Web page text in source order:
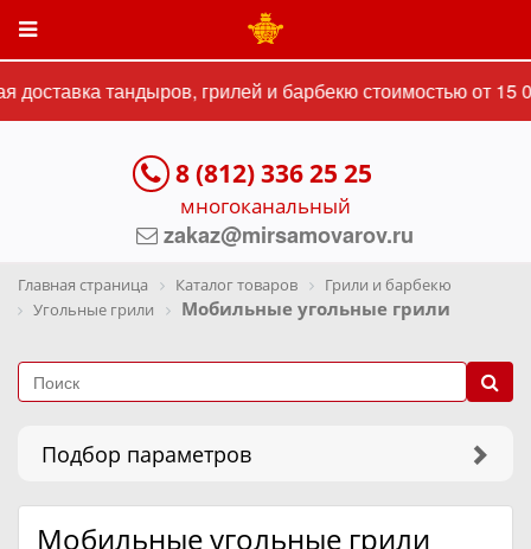
тандыров, грилей и барбекю стоимостью от 15
8 (812) 336 25 25
многоканальный
zakaz@mirsamovarov.ru
Главная страница Каталог товаров
Грили и барбекю
Угольные грили
Мобильные угольные грили
Подбор параметров
Мобильные угольные грили